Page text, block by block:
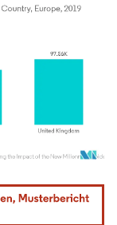
Namensnennung gemäß